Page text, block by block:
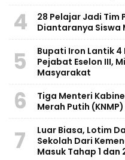
4
28 Pelajar Jadi Tim
Diantaranya Siswa
5
Bupati Iron Lantik 4
Pejabat Eselon III,
Masyarakat
6
Tiga Menteri
Merah Putih
7
Luar Biasa, Lotim
Sekolah Dari
Masuk Tahap 1 dan